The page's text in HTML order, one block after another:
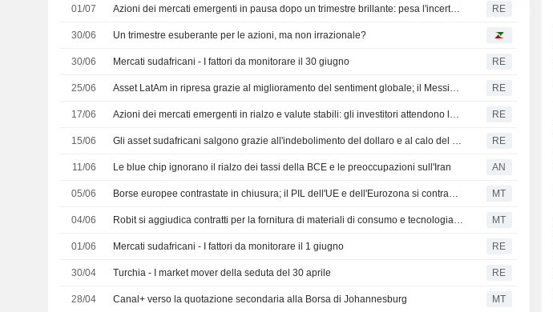
01/07 Azioni dei mercati emergenti in pausa dopo un trimestre brillante: pesa l'incertezza in Medio Oriente RE
30/06 Un trimestre esuberante per le azioni, ma non irrazionale?
30/06 Mercati sudafricani - I fattori da monitorare il 30 giugno RE
25/06 Asset LatAm in ripresa grazie al miglioramento del sentiment globale; il Messico mantiene invariati i tassi RE
17/06 Azioni dei mercati emergenti in rialzo e valute stabili: gli investitori attendono la Fed e valutano l'accordo con l'Iran RE
15/06 Gli asset sudafricani salgono grazie all'indebolimento del dollaro e al calo del petrolio RE
11/06 Le blue chip ignorano il rialzo dei tassi della BCE e le preoccupazioni sull'Iran AN
05/06 Borse europee contrastate in chiusura; il PIL dell'UE e dell'Eurozona si contrae nel primo trimestre MT
04/06 Robit si aggiudica contratti per la fornitura di materiali di consumo e tecnologia di perforazione MT
01/06 Mercati sudafricani - I fattori da monitorare il 1 giugno RE
30/04 Turchia - I market mover della seduta del 30 aprile RE
28/04 Canal+ verso la quotazione secondaria alla Borsa di Johannesburg MT